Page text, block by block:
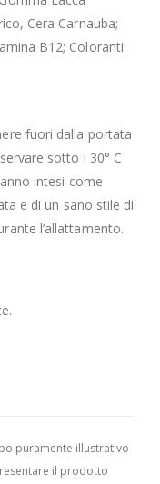
Cera Carnauba;
B12; Coloranti:
fuori dalla portata
sotto i 30° C
intesi come
e di un sano stile di
l’allattamento.
puramente illustrativo
il prodotto